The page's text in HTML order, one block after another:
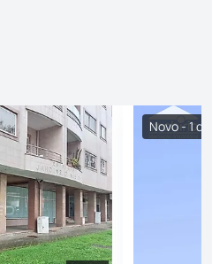
Novo - 1